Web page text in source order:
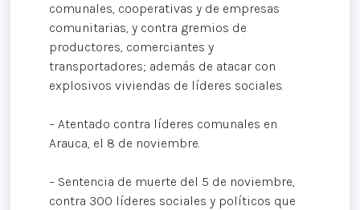
comunales, cooperativas y de empresas
comunitarias, y contra gremios de
productores, comerciantes y
transportadores; además de atacar con
explosivos viviendas de líderes sociales.
– Atentado contra líderes comunales en
Arauca, el 8 de noviembre.
– Sentencia de muerte del 5 de noviembre,
contra 300 líderes sociales y políticos que